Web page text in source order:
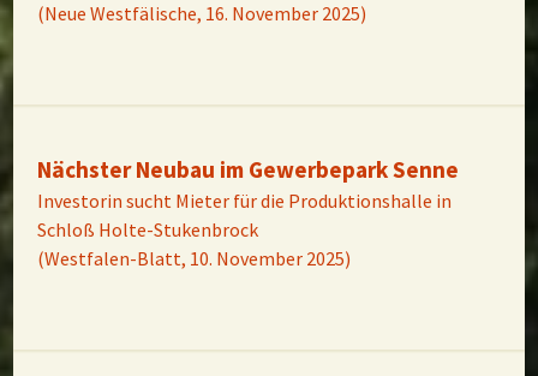
(Neue Westfälische, 16. November 2025)
Nächster Neubau im Gewerbepark Senne
Investorin sucht Mieter für die Produktionshalle in
Schloß Holte-Stukenbrock
(Westfalen-Blatt, 10. November 2025)